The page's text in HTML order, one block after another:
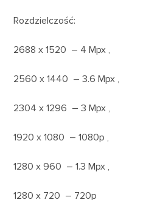
Rozdzielczość:
2688 x 1520 – 4 Mpx ,
2560 x 1440 – 3.6 Mpx ,
2304 x 1296 – 3 Mpx ,
1920 x 1080 – 1080p ,
1280 x 960 – 1.3 Mpx ,
1280 x 720 – 720p